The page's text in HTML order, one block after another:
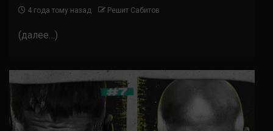
4 года тому назад Решит Сабитов
(далее…)